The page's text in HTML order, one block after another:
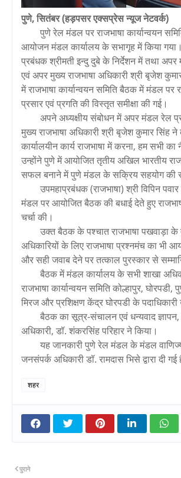
पुणे, सितंबर (हड़पसर एक्सप्रेस न्यूज नेटवर्क)
पुणे रेल मंडल पर राजभाषा कार्यान्वयन
आयोजन मंडल कार्यालय के सभागृह में किया
प्रबंधक श्रीमती इन्दु दुबे के निर्देशन में तथा
एवं अपर मुख्य राजभाषा अधिकारी श्री बृजेश
में राजभाषा कार्यान्वयन समिति बैठक में मंडल पर
प्रसार एवं प्रगति की विस्तृत समीक्षा की गई।
अपने अध्यक्षीय संबोधन में अपर मंडल रेल
मुख्य राजभाषा अधिकारी श्री बृजेश कुमार सिंह
कार्यालयीन कार्य राजभाषा में करना, हम सभी का
उन्होंने पुणे में आयोजित तृतीय अखिल भारतीय
सफल बनाने में पुणे मंडल के सक्रिय सहयोग की
उपमहाप्रबंधक (राजभाषा) श्री विपिन
मंडल पर आयोजित बैठक की बधाई देते हुए
चर्चा की।
उक्त बैठक के पश्चात राजभाषा पखवाड़ा
अधिकारियों के लिए राजभाषा प्रश्नमंच का भी
और सही जवाब देने पर तत्काल पुरस्कार से
बैठक में मंडल कार्यालय के सभी शाखा
राजभाषा कार्यान्वयन समिति कोल्हापुर,
मिरज और प्रशिक्षण केंद्र घोरपडी के
बैठक का सूत्र-संचालन एवं धन्यवाद ज्ञापन,
अधिकारी, डॉ. शंकरसिंह परिहार ने किया।
यह जानकारी पुणे रेल मंडल के मंडल
जनसंपर्क अधिकारी डॉ. रामदास भिसे द्वारा दी गई
शहर
पुराने